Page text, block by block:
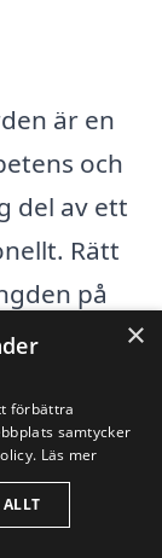
är en
och
del av ett
Rätt
på
×
förbättra
samtycker
Läs mer